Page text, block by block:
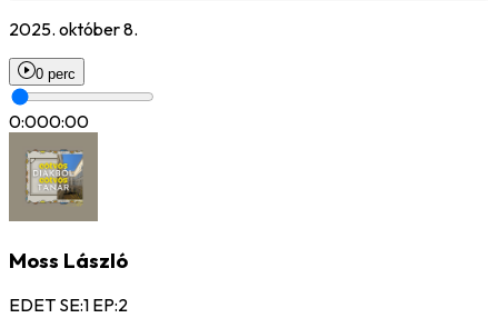
2025. október 8.
0 perc
0:000:00
Moss László
EDET SE:1 EP:2